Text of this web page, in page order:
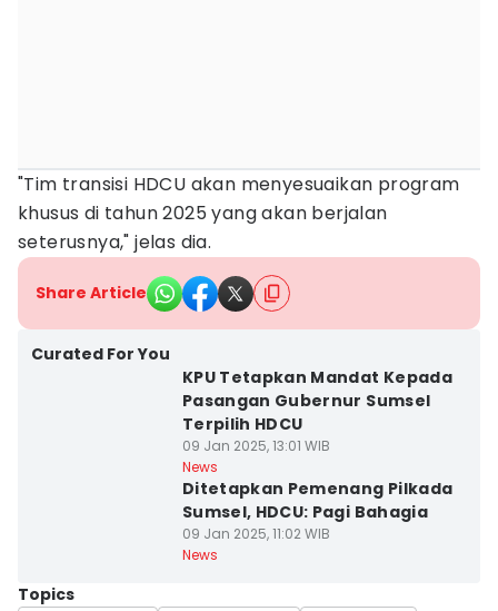
"Tim transisi HDCU akan menyesuaikan program
khusus di tahun 2025 yang akan berjalan
seterusnya," jelas dia.
Share Article
Curated For You
KPU Tetapkan Mandat Kepada
Pasangan Gubernur Sumsel
Terpilih HDCU
09 Jan 2025, 13:01 WIB
News
Ditetapkan Pemenang Pilkada
Sumsel, HDCU: Pagi Bahagia
09 Jan 2025, 11:02 WIB
News
Topics